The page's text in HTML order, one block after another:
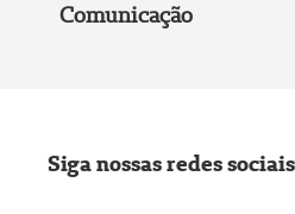
Comunicação
Siga nossas redes